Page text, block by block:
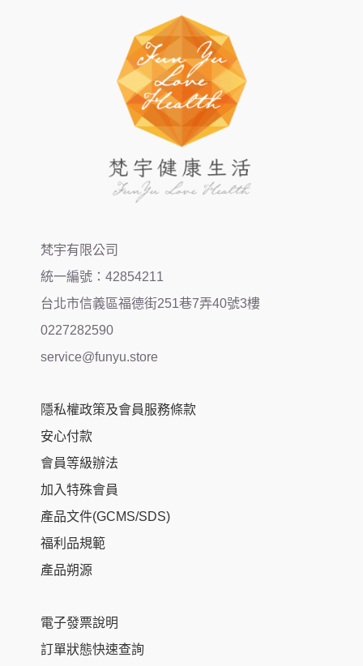
梵宇有限公司
統一編號：42854211
台北市信義區福德街251巷7弄40號3樓
0227282590
service@funyu.store
隱私權政策及會員服務條款
安心付款
會員等級辦法
加入特殊會員
產品文件(GCMS/SDS)
福利品規範
產品朔源
電子發票說明
訂單狀態快速查詢